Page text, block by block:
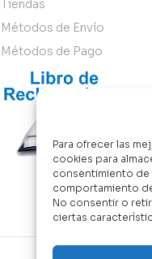
Para ofrecer las
cookies para
consentimiento
comportamiento
No consentir o
ciertas
Tiendas
Métodos de Envío
Métodos de Pago